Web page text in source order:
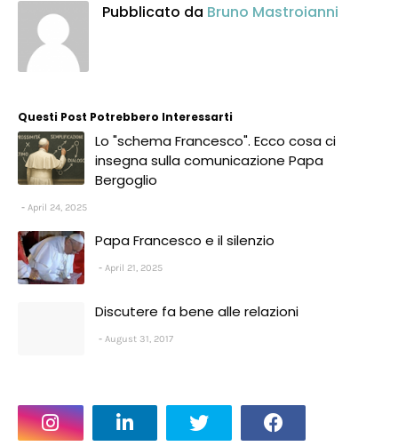
Pubblicato da Bruno Mastroianni
Questi Post Potrebbero Interessarti
Lo "schema Francesco". Ecco cosa ci
insegna sulla comunicazione Papa
Bergoglio
April 24, 2025
Papa Francesco e il silenzio
April 21, 2025
Discutere fa bene alle relazioni
August 31, 2017